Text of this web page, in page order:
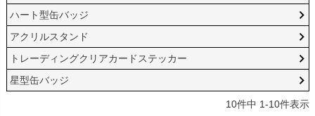
ハート型缶バッジ
アクリルスタンド
トレーディングクリアカードステッカー
星型缶バッジ
10件中 1-10件表示